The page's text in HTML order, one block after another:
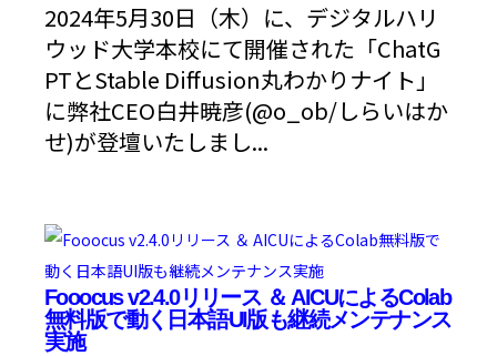
2024年5月30日（木）に、デジタルハリ
ウッド大学本校にて開催された「ChatG
PTとStable Diffusion丸わかりナイト」
に弊社CEO白井暁彦(@o_ob/しらいはか
せ)が登壇いたしまし...
Fooocus v2.4.0リリース ＆ AICUによるColab
無料版で動く日本語UI版も継続メンテナンス
実施